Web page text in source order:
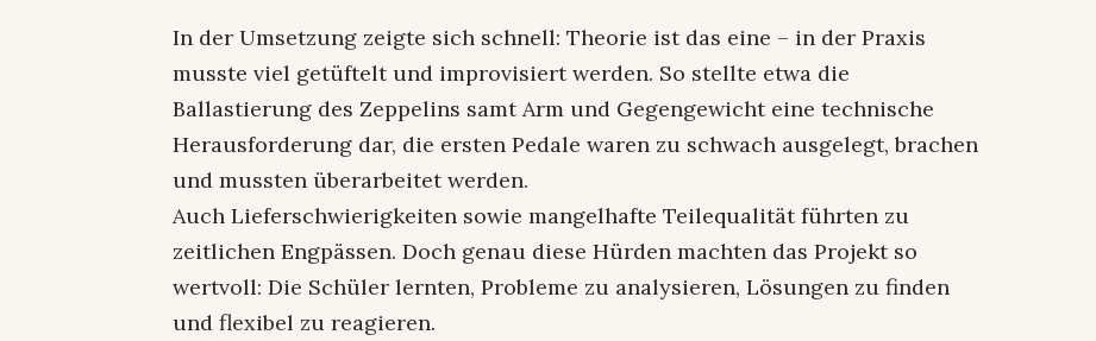
In der Umsetzung zeigte sich schnell: Theorie ist das eine – in der Praxis
musste viel getüftelt und improvisiert werden. So stellte etwa die
Ballastierung des Zeppelins samt Arm und Gegengewicht eine technische
Herausforderung dar, die ersten Pedale waren zu schwach ausgelegt, brachen
und mussten überarbeitet werden.
Auch Lieferschwierigkeiten sowie mangelhafte Teilequalität führten zu
zeitlichen Engpässen. Doch genau diese Hürden machten das Projekt so
wertvoll: Die Schüler lernten, Probleme zu analysieren, Lösungen zu finden
und flexibel zu reagieren.